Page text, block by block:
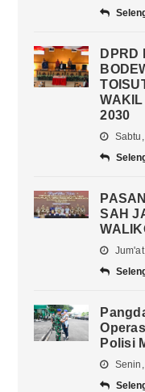
DPRD
WAKIL
2030
SAH
Polisi